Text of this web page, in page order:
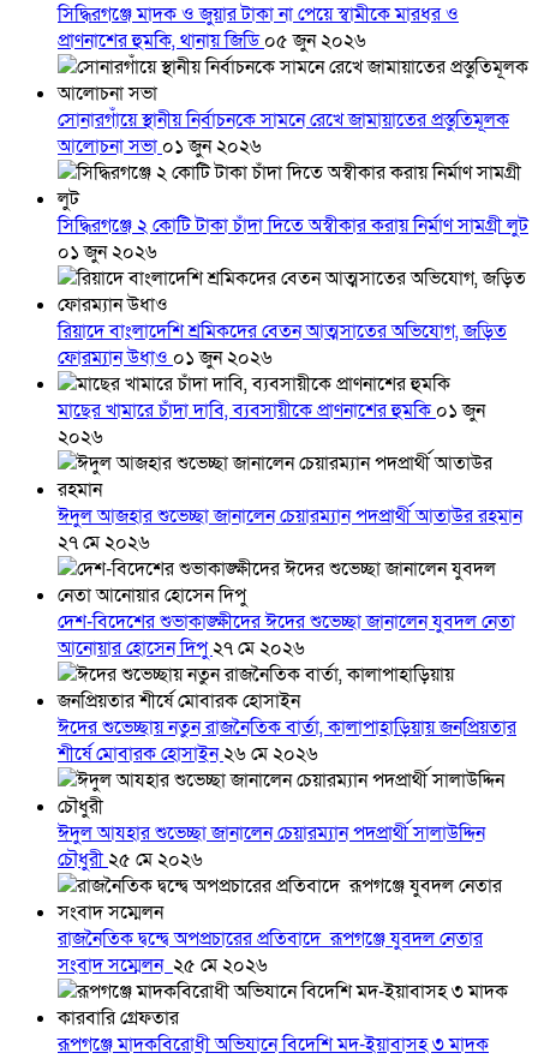
সিদ্ধিরগঞ্জে মাদক ও জুয়ার টাকা না পেয়ে স্বামীকে মারধর ও
প্রাণনাশের হুমকি, থানায় জিডি০৫ জুন ২০২৬
সোনারগাঁয়ে স্থানীয় নির্বাচনকে সামনে রেখে জামায়াতের প্রস্তুতিমূলক
আলোচনা সভা ০১ জুন ২০২৬
সিদ্ধিরগঞ্জে ২ কোটি টাকা চাঁদা দিতে অস্বীকার করায় নির্মাণ সামগ্রী লুট
০১ জুন ২০২৬
রিয়াদে বাংলাদেশি শ্রমিকদের বেতন আত্মসাতের অভিযোগ, জড়িত
ফোরম্যান উধাও ০১ জুন ২০২৬
মাছের খামারে চাঁদা দাবি, ব্যবসায়ীকে প্রাণনাশের হুমকি ০১ জুন
২০২৬
ঈদুল আজহার শুভেচ্ছা জানালেন চেয়ারম্যান পদপ্রার্থী আতাউর রহমান
২৭ মে ২০২৬
দেশ-বিদেশের শুভাকাঙ্ক্ষীদের ঈদের শুভেচ্ছা জানালেন যুবদল নেতা
আনোয়ার হোসেন দিপু২৭ মে ২০২৬
ঈদের শুভেচ্ছায় নতুন রাজনৈতিক বার্তা, কালাপাহাড়িয়ায় জনপ্রিয়তার
শীর্ষে মোবারক হোসাইন২৬ মে ২০২৬
ঈদুল আযহার শুভেচ্ছা জানালেন চেয়ারম্যান পদপ্রার্থী সালাউদ্দিন
চৌধুরী২৫ মে ২০২৬
রাজনৈতিক দ্বন্দ্বে অপপ্রচারের প্রতিবাদে ‎রূপগঞ্জে যুবদল নেতার
সংবাদ সম্মেলন ‎ ২৫ মে ২০২৬
রূপগঞ্জে মাদকবিরোধী অভিযানে বিদেশি মদ-ইয়াবাসহ ৩ মাদক